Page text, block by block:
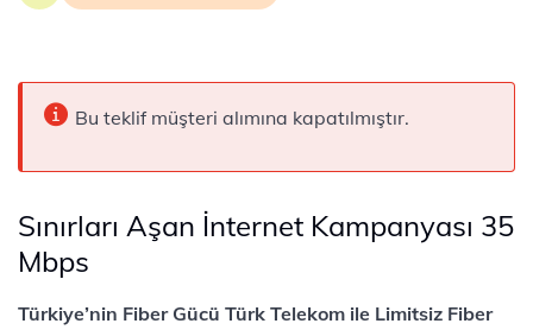
Bu teklif müşteri alımına kapatılmıştır.
Sınırları Aşan İnternet Kampanyası 35
Mbps
Türkiye’nin Fiber Gücü Türk Telekom ile Limitsiz Fiber